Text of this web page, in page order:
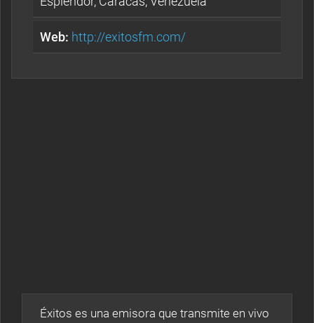
Web: http://exitosfm.com/
Éxitos es una emisora que transmite en vivo